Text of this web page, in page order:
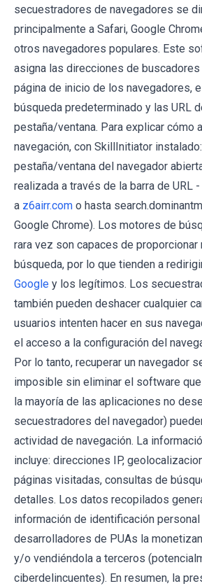
secuestradores de navegadores se
principalmente a Safari, Google
otros navegadores populares. Este
asigna las direcciones de
página de inicio de los navegadores,
búsqueda predeterminado y las URL
pestaña/ventana. Para explicar cómo
navegación, con SkillInitiator
pestaña/ventana del navegador
realizada a través de la barra de URL
a z6airr.com o hasta
Google Chrome). Los motores de
rara vez son capaces de
búsqueda, por lo que tienden a
Google y los legítimos. Los
también pueden deshacer cualquier
usuarios intenten hacer en sus
el acceso a la configuración del
Por lo tanto, recuperar un navegador
imposible sin eliminar el software
la mayoría de las aplicaciones no
secuestradores del navegador)
actividad de navegación. La
incluye: direcciones IP,
páginas visitadas, consultas de
detalles. Los datos recopilados
información de identificación
desarrolladores de PUAs la
y/o vendiéndola a terceros
ciberdelincuentes). En resumen, la